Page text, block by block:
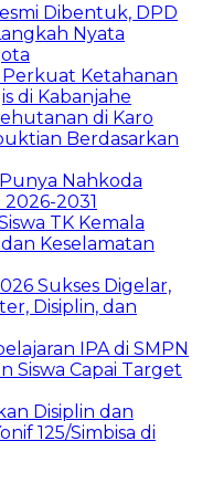
Dibentuk, DPD
Nyata
Perkuat Ketahanan
di Kabanjahe
di Karo
Berdasarkan
Nahkoda
2031
TK Kemala
Keselamatan
Sukses Digelar,
Disiplin, dan
IPA di SMPN
Siswa Capai Target
Disiplin dan
125/Simbisa di